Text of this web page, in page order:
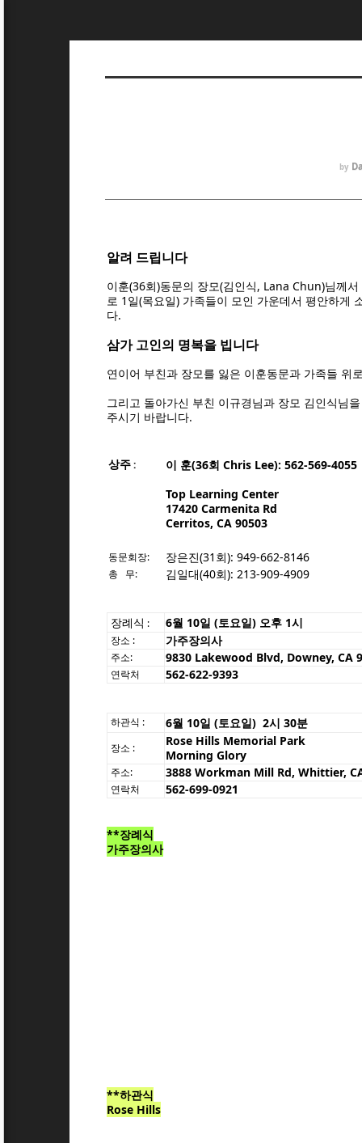
by
알려 드립니다
이훈(36회)동문의 장모(김인식, Lana Chun)님께
로 1일(목요일) 가족들이 모인 가운데서 평안하게
다.
삼가 고인의 명복을 빕니다
연이어 부친과 장모를 잃은 이훈동문과 가족들 위
그리고 돌아가신 부친 이규경님과 장모 김인식님
주시기 바랍니다.
상주:
이 훈(36회 Chris Lee): 562-569-4055
Top Learning Center
17420 Carmenita Rd
Cerritos, CA 90503
동문회장: 장은진(31회): 949-662-8146
총 무: 김일대(40회): 213-909-4909
장례식 : 6월 10일 (토요일) 오후 1시
장소 : 가주장의사
주소: 9830 Lakewood Blvd, Downey, CA
연락처 562-622-9393
하관식 : 6월 10일 (토요일) 2시 30분
장소 :
Rose Hills Memorial Park
Morning Glory
주소: 3888 Workman Mill Rd, Whittier,
연락처 562-699-0921
**장례식
가주장의사
**하관식
Rose Hills